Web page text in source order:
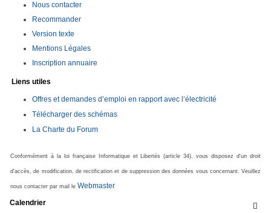
Nous contacter
Recommander
Version texte
Mentions Légales
Inscription annuaire
Liens utiles
Offres et demandes d’emploi en rapport avec l’électricité
Télécharger des schémas
La Charte du Forum
Conformément à la loi française Informatique et Libertés (article 34), vous disposez d'un droit
d'accès, de modification, de rectification et de suppression des données vous concernant. Veuillez
nous contacter par mail le Webmaster

Calendrier